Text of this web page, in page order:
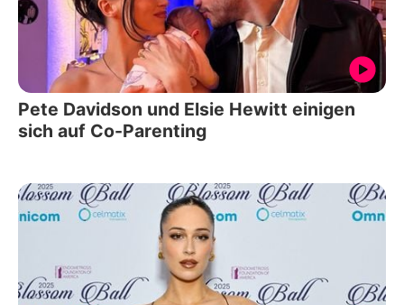
Pete Davidson und Elsie Hewitt einigen
sich auf Co-Parenting